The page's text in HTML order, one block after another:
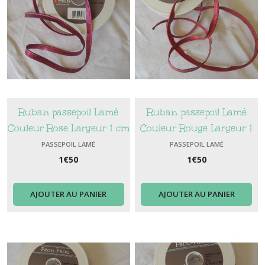
Ruban passepoil Lamé
Couleur Rose Largeur 1 cm
PASSEPOIL LAMÉ
1€50
AJOUTER AU PANIER
Ruban passepoil Lamé
Couleur Rouge Largeur 1
cm
PASSEPOIL LAMÉ
1€50
AJOUTER AU PANIER